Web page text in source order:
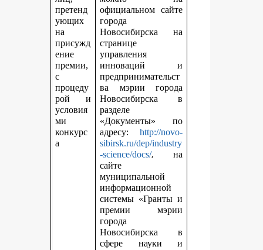
претенд
ующих
на
присужд
ение
премии,
с
процеду
рой и
условия
ми
конкурс
а
официальном сайте
города
Новосибирска на
странице
управления
инноваций и
предпринимательст
ва мэрии города
Новосибирска в
разделе
«Документы» по
адресу:http://novo-
sibirsk.ru/dep/industry
-science/docs/,на
сайте
муниципальной
информационной
системы «Гранты и
премии мэрии
города
Новосибирска в
сфере науки и